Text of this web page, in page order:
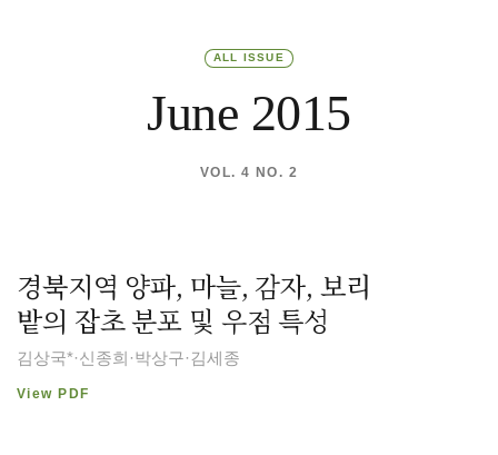
ALL ISSUE
June 2015
VOL. 4 NO. 2
경북지역 양파, 마늘, 감자, 보리
밭의 잡초 분포 및 우점 특성
김상국*·신종희·박상구·김세종
View PDF